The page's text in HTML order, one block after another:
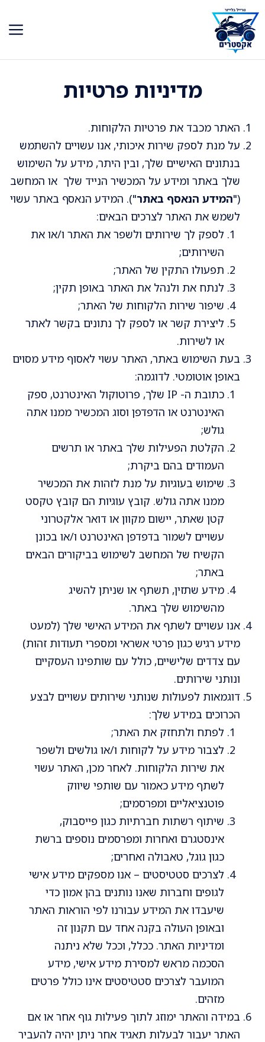
לדלג
לתוכן
מדיניות פרטיות
האתר מכבד את פרטיות הלקוחות.
על מנת לספק שירות איכותי, אנו עשויים להשתמש
בנתונים האישיים שלך, ובין היתר, מידע על השימוש
שלך באתר ומידע על המכשיר הנייד שלך או המחשב
("המידע הנאסף באתר"). המידע הנאסף באתר עשוי
לשמש את האתר לצרכים הבאים:
לספק לך שירותים ולשפר את האתר ו/או את
השירותים;
תפעולו התקין של האתר;
לנתח את ולנהל את האתר באופן תקין;
שיפור שירות הלקוחות של האתר;
ליצירת קשר או לספק לך נתונים בקשר לאתר
או לשירות.
בעת השימוש באתר, האתר עשוי לאסוף מידע מסוים
באופן אוטומטי. לדוגמה:
כתובת ה- IP שלך, פרוטוקול האינטרנט, ספק
האינטרנט או הדפדפן וסוג המכשיר ממנו אתה
גולש;
הקלטת הפעילות שלך באתר או תרשים
העמודים בהם ביקרת;
שימוש בעוגיות על מנת לזהות את המכשיר
ממנו אתה גולש. קובץ עוגיות הם קובץ טקסט
קטן שאתר, יישום מקוון או דואר אלקטרוני
עשויים לשמור בדפדפן האינטרנט ו/או בכונן
הקשיח של המחשב לשימוש בביקורים הבאים
באתר;
מידע שתזין, תשתף או שניתן להשיג
מהשימוש שלך באתר.
אנו עשויים לשתף את המידע האישי שלך (למעט
מידע רגיש כגון פרטי אשראי ומספרי תעודות זהות)
עם צדדים שלישיים, כולל עם שותפינו העסקיים
ונותני שירותים.
דוגמאות לפעולות שנותני שירותים עשויים לבצע
הכרוכים במידע שלך:
לפתח ולתחזק את האתר;
לצבור מידע על לקוחות ו/או גולשים ולשפר
את שירות הלקוחות. לאחר מכן, האתר עשוי
לשתף מידע כאמור עם שותפי שיווק
פוטנציאליים ומפרסמים;
שיתוף רשתות חברתיות כגון פייסבוק,
אינסטגרם ואחרות ומפרסמים נוספים ברשת
כגון גוגל, טאבולה ואחרים;
לצרכים סטטיסטים – אנו מספקים מידע אישי
לגופים וחברות שאנו נותנים בהן אמון כדי
שיעבדו את המידע עבורנו לפי הוראות האתר
ובאופן העולה בקנה אחד עם תקנון זה
ומדיניות האתר. ככלל, וככל שלא ניתנה
הסכמה מראש למסירת מידע אישי, מידע
המועבר לצרכים סטטיסטים אינו כולל פרטים
מזהים.
במידה והאתר ימוזג לתוך פעילות גוף אחר או אם
האתר יעבור לבעלות תאגיד אחר ניתן יהיה להעביר